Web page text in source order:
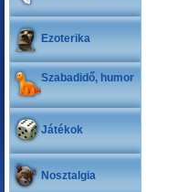
Ezoterika
Szabadidő, humor
Játékok
Nosztalgia